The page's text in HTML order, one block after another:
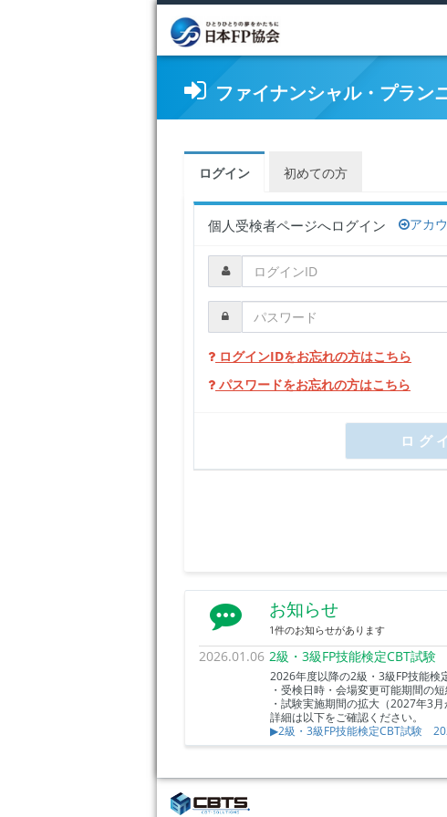
ファイナンシャル・プラン
ログイン 初めての方
個人受検者ページへログイン アカ
ログインIDをお忘れの方はこちら
パスワードをお忘れの方はこちら
ログ
お知らせ
1件のお知らせがあります
2026.01.06 2級・3級FP技能検定CBT試
2026年度以降の2級・3級FP技能検
・受検日時・会場変更可能期間の
・試験実施期間の拡大（2027年3月
詳細は以下をご確認ください。
▶2級・3級FP技能検定CBT試験